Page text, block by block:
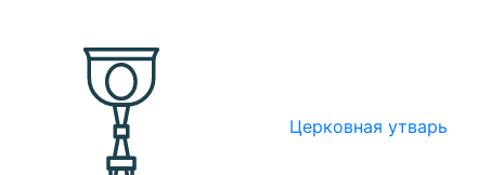
Церковная утварь